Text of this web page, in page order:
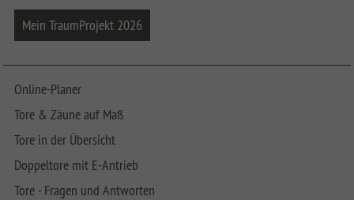
Mein TraumProjekt 2026
Online-Planer
Tore & Zäune auf Maß
Tore in der Übersicht
Doppeltore mit E-Antrieb
Tore - Fragen und Antworten